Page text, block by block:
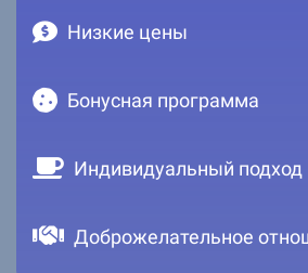
Низкие цены
Бонусная программа
Индивидуальный подход
Доброжелательное